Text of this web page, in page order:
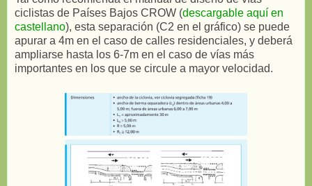
ciclistas de Países Bajos CROW (descargable aquí en
castellano), esta separación (C2 en el gráfico) se puede
apurar a 4m en el caso de calles residenciales, y deberá
ampliarse hasta los 6-7m en el caso de vías más
importantes en los que se circule a mayor velocidad.